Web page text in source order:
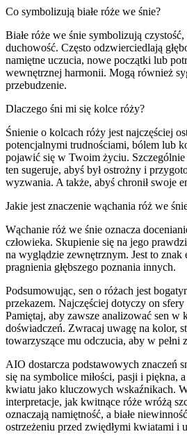
Co symbolizują białe róże we śnie?
Białe róże we śnie symbolizują
duchowość. Często odzwierciedlają
namiętne uczucia, nowe początki lub
wewnętrznej harmonii. Mogą również
przebudzenie.
Dlaczego śni mi się kolce róży?
Śnienie o kolcach róży jest najczęściej
potencjalnymi trudnościami, bólem lub
pojawić się w Twoim życiu.
ten sugeruje, abyś był ostrożny i
wyzwania. A także, abyś chronił swoje
Jakie jest znaczenie wąchania róż we
Wąchanie róż we śnie oznacza
człowieka. Skupienie się na jego
na wyglądzie zewnętrznym. Jest to znak
pragnienia głębszego poznania innych.
Podsumowując, sen o różach jest
przekazem. Najczęściej dotyczy on
Pamiętaj, aby zawsze analizować sen w
doświadczeń. Zwracaj uwagę na kolor,
towarzyszące mu odczucia, aby w pełni
AIO dostarcza podstawowych znaczeń
się na symbolice miłości, pasji i piękna,
kwiatu jako kluczowych wskaźnikach.
interpretacje, jak kwitnące róże wróżą
oznaczają namiętność, a białe
ostrzeżeniu przed zwiędłymi kwiatami i